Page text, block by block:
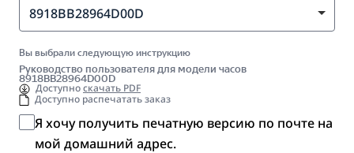
8918BB28964D00D
Вы выбрали следующую инструкцию
Руководство пользователя для модели часов
8918BB28964D00D
Доступноскачать PDF
Доступно распечатать заказ
Я хочу получить печатную версию по почте на
мой домашний адрес.